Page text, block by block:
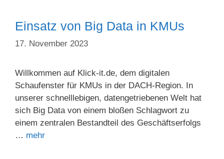
Einsatz von Big Data in KMUs
17. November 2023
Willkommen auf Klick-it.de, dem digitalen
Schaufenster für KMUs in der DACH-Region. In
unserer schnelllebigen, datengetriebenen Welt hat
sich Big Data von einem bloßen Schlagwort zu
einem zentralen Bestandteil des Geschäftserfolgs
… mehr